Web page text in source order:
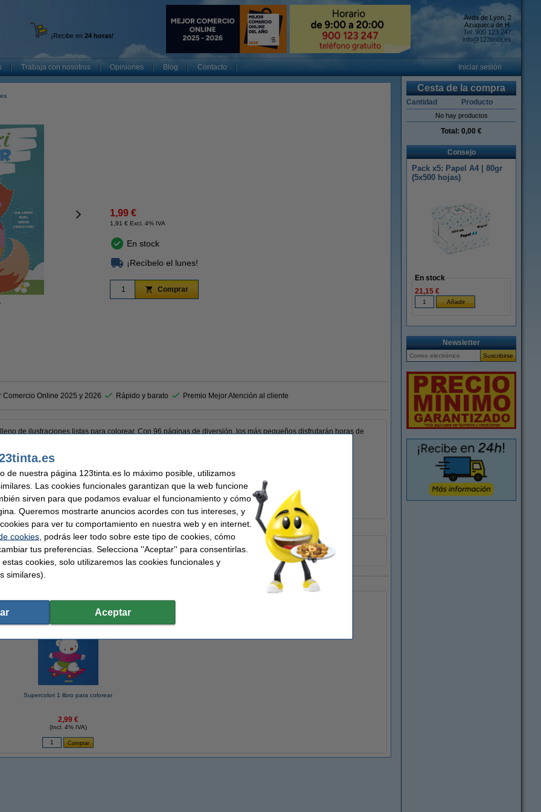
¡Recibe en 24 horas!
Avda de Lyon, 2
Azuqueca de H.
Tel: 900 123 247
info@123tinta.es
Trabaja con nosotros Opiniones Blog Contacto Iniciar sesión
1,99 €
1,91 € Excl. 4% IVA
En stock
¡Recíbelo el lunes!
Comprar
Comercio Online 2025 y 2026 Rápido y barato Premio Mejor Atención al cliente
de ilustraciones listas para colorear. Con 96 páginas de diversión, los más pequeños disfrutarán horas de
resistente y duradera.
para colorear.
fina de los niños.
tu imaginación!
Código EAN:
9788417489625
también han elegido estos artículos.
Supercolori 1 libro para colorear
2,99 €
(Incl. 4% IVA)
Cesta de la compra
Cantidad Producto
No hay productos
Total: 0,00 €
Consejo
Pack x5: Papel A4 | 80gr
(5x500 hojas)
En stock
21,15 €
Newsletter
de nuestra página 123tinta.es lo máximo posible, utilizamos
Las cookies funcionales garantizan que la web funcione
sirven para que podamos evaluar el funcionamiento y cómo
Queremos mostrarte anuncios acordes con tus intereses, y
para ver tu comportamiento en nuestra web y en internet.
cookies, podrás leer todo sobre este tipo de cookies, cómo
tus preferencias. Selecciona ''Aceptar'' para consentirlas.
cookies, solo utilizaremos las cookies funcionales y
similares).
Aceptar